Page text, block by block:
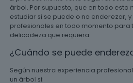
árbol. Por supuesto, que en todo esto
estudiar si se puede o no enderezar,
profesionales en todo momento para
delicadeza que requiera.
¿Cuándo se puede
Según nuestra experiencia
un árbol si: